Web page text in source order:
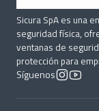
Sicura SpA es una
seguridad física,
ventanas de
protección para
Síguenos